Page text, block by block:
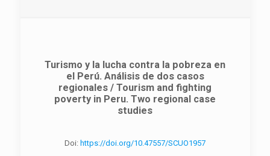
Turismo y la lucha contra la pobreza en
el Perú. Análisis de dos casos
regionales / Tourism and fighting
poverty in Peru. Two regional case
studies
Doi: https://doi.org/10.47557/SCUO1957